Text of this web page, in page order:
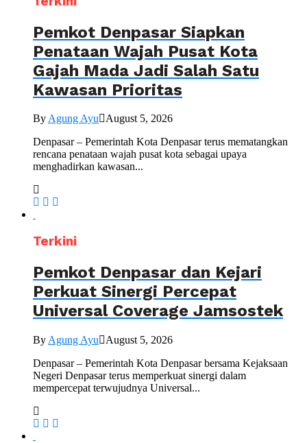
Pemkot Denpasar Siapkan
Penataan Wajah Pusat Kota
Gajah Mada Jadi Salah Satu
Kawasan Prioritas
ByAgung Ayu August 5, 2026
Denpasar – Pemerintah Kota Denpasar terus mematangkan
rencana penataan wajah pusat kota sebagai upaya
menghadirkan kawasan...
Terkini
Pemkot Denpasar dan Kejari
Perkuat Sinergi Percepat
Universal Coverage Jamsostek
By Agung Ayu
August 5, 2026
Denpasar – Pemerintah Kota Denpasar bersama Kejaksaan
Negeri Denpasar terus memperkuat sinergi dalam
mempercepat terwujudnya Universal...